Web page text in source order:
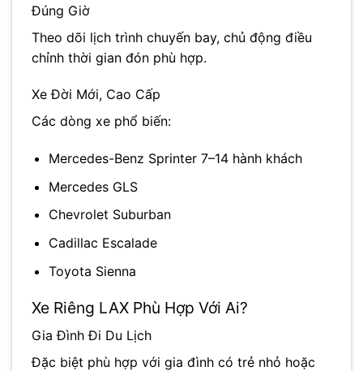
Đúng Giờ
Theo dõi lịch trình chuyến bay, chủ động điều
chỉnh thời gian đón phù hợp.
Xe Đời Mới, Cao Cấp
Các dòng xe phổ biến:
Mercedes-Benz Sprinter 7–14 hành khách
Mercedes GLS
Chevrolet Suburban
Cadillac Escalade
Toyota Sienna
Xe Riêng LAX Phù Hợp Với Ai?
Gia Đình Đi Du Lịch
Đặc biệt phù hợp với gia đình có trẻ nhỏ hoặc